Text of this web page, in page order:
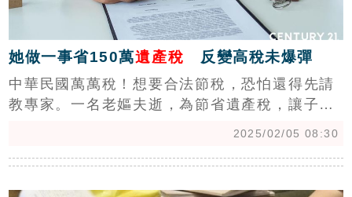
她做一事省150萬遺產稅 反變高稅未爆彈
中華民國萬萬稅！想要合法節稅，恐怕還得先請
教專家。一名老嫗夫逝，為節省遺產稅，讓子女
「這樣的做法，無疑是幫子女埋下一顆『房地合
2025/02/05 08:30